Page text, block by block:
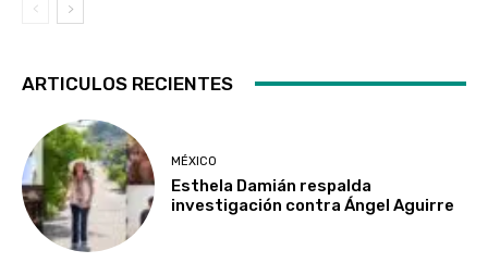
ARTICULOS RECIENTES
MÉXICO
Esthela Damián respalda
investigación contra Ángel Aguirre